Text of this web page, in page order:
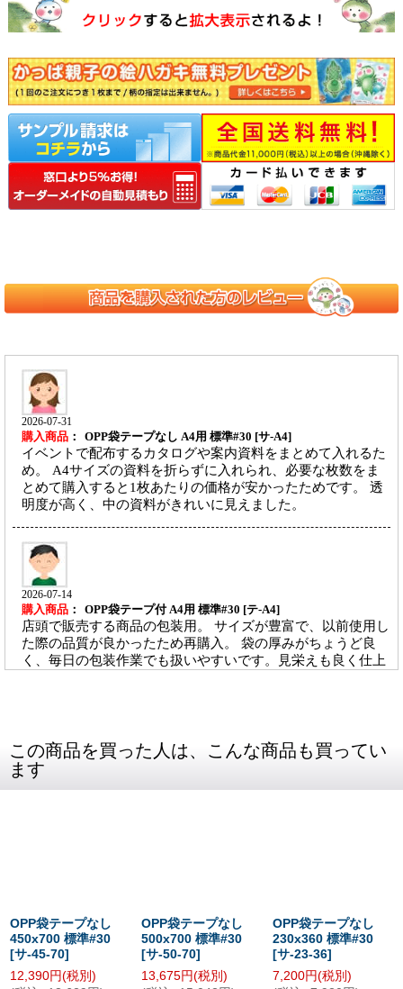
この商品を買った人は、こんな商品も買ってい
ます
OPP袋テープなし
450x700 標準#30
[サ-45-70]
12,390円(税別)
OPP袋テープなし
500x700 標準#30
[サ-50-70]
13,675円(税別)
OPP袋テープなし
230x360 標準#30
[サ-23-36]
7,200円(税別)